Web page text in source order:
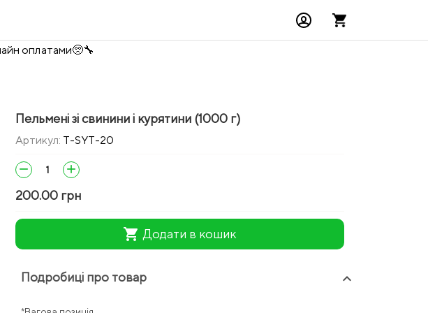
оплатами🥺🔧
Пельмені зі свинини і курятини (1000 г)
Артикул: T-SYT-20
remove add
200.00 грн
shopping_cart Додати в кошик
Подробиці про товар keyboard_arrow_up